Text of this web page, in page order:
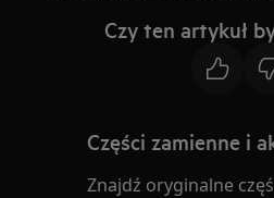
Czy ten artykuł
Części zamienne i
Znajdź oryginalne